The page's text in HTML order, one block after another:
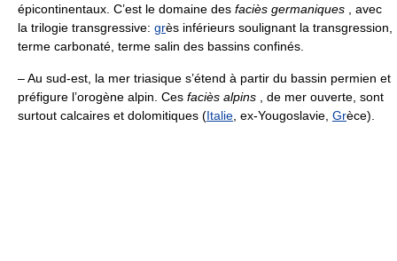
épicontinentaux. C’est le domaine des faciès germaniques , avec
la trilogie transgressive: grès inférieurs soulignant la transgression,
terme carbonaté, terme salin des bassins confinés.
– Au sud-est, la mer triasique s’étend à partir du bassin permien et
préfigure l’orogène alpin. Ces faciès alpins , de mer ouverte, sont
surtout calcaires et dolomitiques (Italie , ex-Yougoslavie, Grèce).